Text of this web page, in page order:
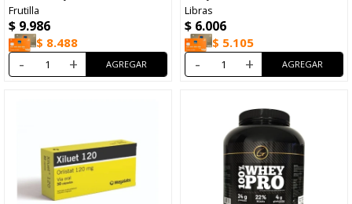
Frutilla
$ 9.986
$ 8.488
- +
Libras
$ 6.006
$ 5.105
- +